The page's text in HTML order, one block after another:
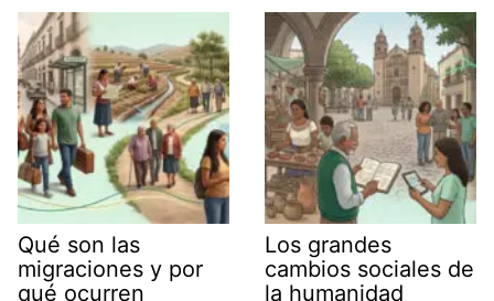
Qué son las
migraciones y por
qué ocurren
Los grandes
cambios sociales de
la humanidad